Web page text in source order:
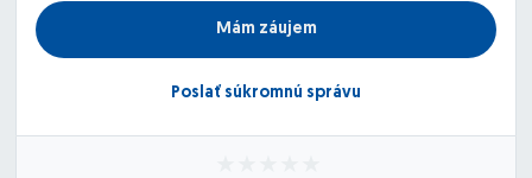
Mám záujem
Poslať súkromnú správu